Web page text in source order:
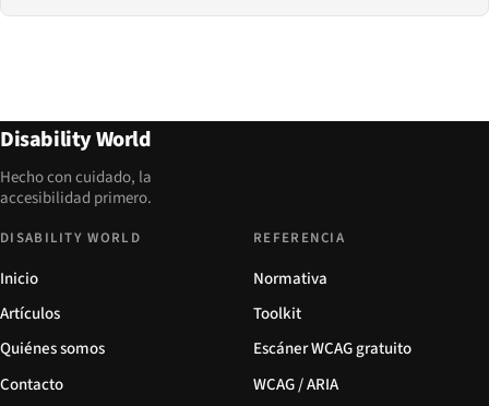
Disability World
Hecho con cuidado, la
accesibilidad primero.
DISABILITY WORLD
Inicio
Artículos
Quiénes somos
Contacto
REFERENCIA
Normativa
Toolkit
Escáner WCAG gratuito
WCAG / ARIA